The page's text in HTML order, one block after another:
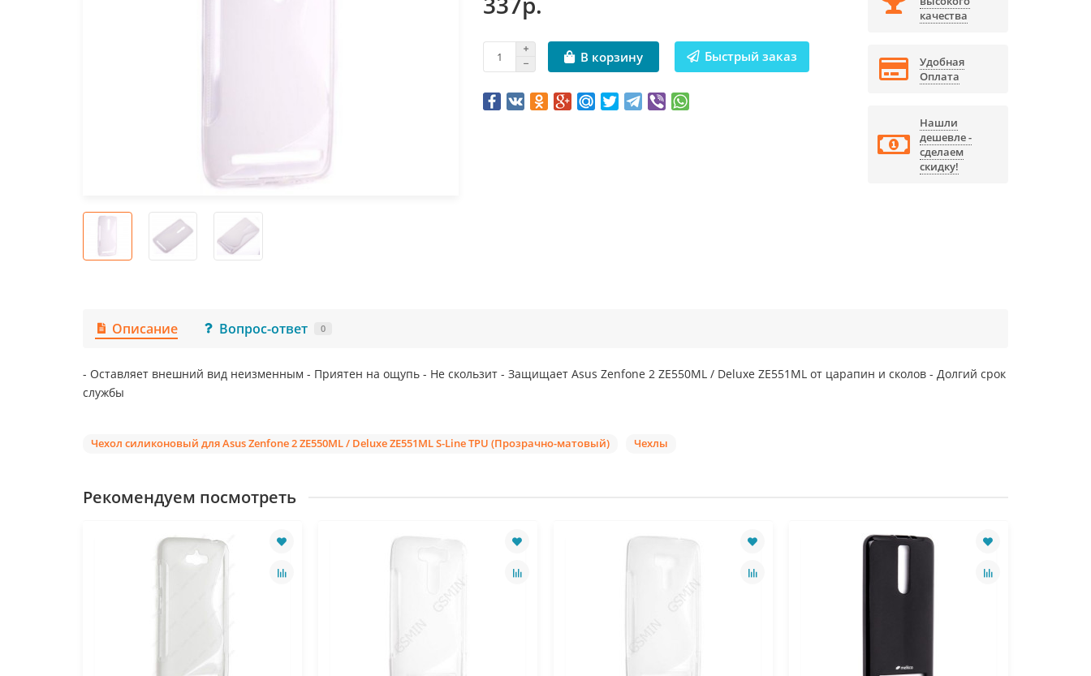
В корзину Быстрый заказ
качества
Удобная
Оплата
Нашли
дешевле -
сделаем
скидку!
Описание Вопрос-ответ 0
- Оставляет внешний вид неизменным - Приятен на ощупь - Не скользит - Защищает Asus Zenfone 2 ZE550ML / Deluxe ZE551ML от царапин и сколов - Долгий срок
службы
Чехол силиконовый для Asus Zenfone 2 ZE550ML / Deluxe ZE551ML S-Line TPU (Прозрачно-матовый) Чехлы
Рекомендуем посмотреть